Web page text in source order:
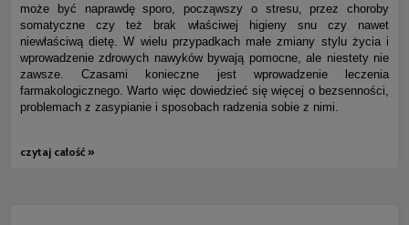
może być naprawdę sporo, począwszy o stresu, przez choroby
somatyczne czy też brak właściwej higieny snu czy nawet
niewłaściwą dietę. W wielu przypadkach małe zmiany stylu życia i
wprowadzenie zdrowych nawyków bywają pomocne, ale niestety nie
zawsze. Czasami konieczne jest wprowadzenie leczenia
farmakologicznego. Warto więc dowiedzieć się więcej o bezsenności,
problemach z zasypianie i sposobach radzenia sobie z nimi.
czytaj całość »